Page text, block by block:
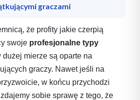
graczami
że profity jakie czerpią
swoje profesjonalne typy
dużej mierze są oparte na
graczy. Nawet jeśli na
w końcu przychodzi
sobie sprawę z tego, że